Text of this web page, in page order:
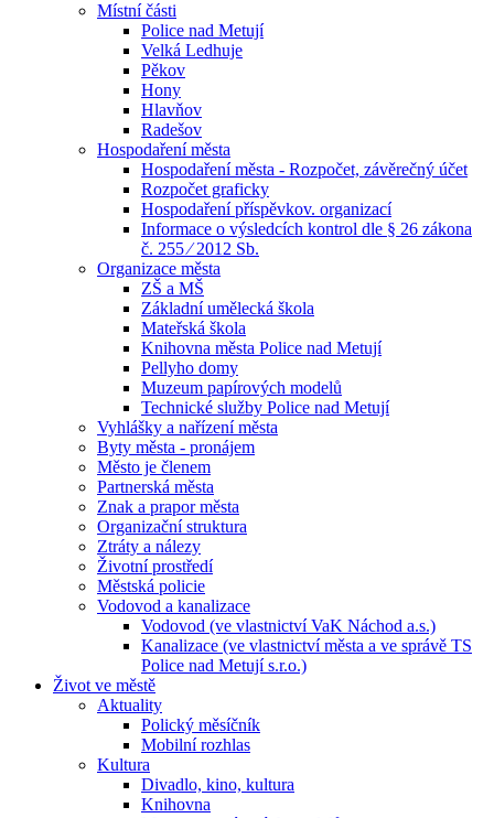
Místní části
Police nad Metují
Velká Ledhuje
Pěkov
Hony
Hlavňov
Radešov
Hospodaření města
Hospodaření města - Rozpočet, závěrečný účet
Rozpočet graficky
Hospodaření příspěvkov. organizací
Informace o výsledcích kontrol dle § 26 zákona
č. 255 ⁄ 2012 Sb.
Organizace města
ZŠ a MŠ
Základní umělecká škola
Mateřská škola
Knihovna města Police nad Metují
Pellyho domy
Muzeum papírových modelů
Technické služby Police nad Metují
Vyhlášky a nařízení města
Byty města - pronájem
Město je členem
Partnerská města
Znak a prapor města
Organizační struktura
Ztráty a nálezy
Životní prostředí
Městská policie
Vodovod a kanalizace
Vodovod (ve vlastnictví VaK Náchod a.s.)
Kanalizace (ve vlastnictví města a ve správě TS
Police nad Metují s.r.o.)
Život ve městě
Aktuality
Polický měsíčník
Mobilní rozhlas
Kultura
Divadlo, kino, kultura
Knihovna